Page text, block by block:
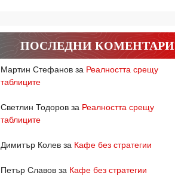
ПОСЛЕДНИ КОМЕНТАРИ
Мартин Стефанов за Реалността срещу
таблиците
Светлин Тодоров за Реалността срещу
таблиците
Димитър Колев за Кафе без стратегии
Петър Славов за Кафе без стратегии